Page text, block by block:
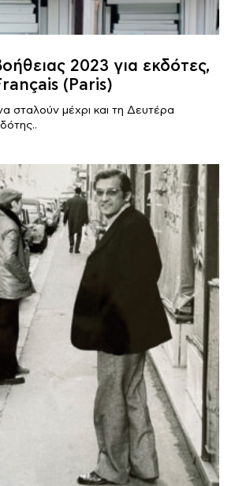
2023 για εκδότες,
(Paris)
σταλούν μέχρι και τη Δευτέρα